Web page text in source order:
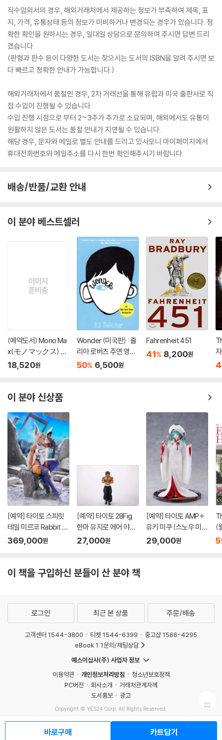
직수입외서의 경우, 해외거래처에서 제공하는 정보가 부족하여 제목, 표
지, 가격, 유통상태 등의 정보가 미비하거나 변경되는 경우가 있습니다. 정
확한 확인을 원하시는 경우, 일대일 상담으로 문의하여 주시면 답변 드리
겠습니다.
(판형과 판수 등이 다양한 도서는 찾으시는 도서의 ISBN을 알려 주시면 보
다 빠르고 정확한 안내가 가능합니다.)
해외거래처에서 품절인 경우, 2차 거래선을 통해 유럽과 미국 출판사로 직
접 수입이 진행될 수 있습니다.
수입 진행 시점으로 부터 2~3주가 추가로 소요되며, 해외에서도 유통이
원활하지 않은 도서는 품절 안내가 지연될 수 있습니다.
해당 경우, 문자와 메일로 별도 안내를 드리고 있사오니 마이페이지에서
휴대전화번호와 메일주소를 다시 한번 확인해주시기 바랍니다.
배송/반품/교환 안내
이 분야 베스트셀러
(예약도서) Mono Ma
x(モノマックス) 20
26年10月號
18,520원
Wonder (미국판) : 줄
리아 로버츠 주연 영화
'원더' 원작 소설
50% 6,500원
Fahrenheit 451
41% 8,200원
자
이 분야 신상품
[예약] 타이토 스피릿
테일 미르코 Rabbit 1/
7 l 나의히어로아카데
369,000원
[예약] 타이토 28Fig
한마 유지로 에어 야식
두부 된장국 l 바키 시리
27,000원
[예약] 타이토 AMP+
유키 미쿠 (스노우 미
쿠) 올스타즈 2013 버
29,000원
(
5
이 책을 구입하신 분들이 산 분야 책
바로구매 카트담기
로그인 최근 본 상품 주문/배송
고객센터 1544-3800 티켓 1544-6399
중고샵 1566-4295
eBook 1:1문의/채팅상담
예스이십사(주) 사업자 정보
이용약관
개인정보처리방침
청소년보호정책
PC버전
회사소개
거래처관계자께
도서홍보
광고
Copyright © YES24 Corp. All Rights Reserved.